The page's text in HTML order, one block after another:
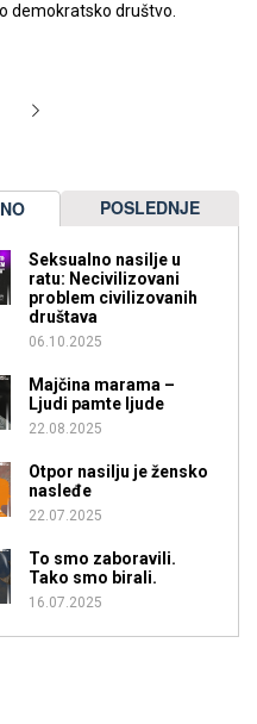
demokratsko društvo.
POSLEDNJE
Seksualno nasilje u
ratu: Necivilizovani
problem civilizovanih
društava
06.10.2025
Majčina marama –
Ljudi pamte ljude
22.08.2025
Otpor nasilju je žensko
nasleđe
22.07.2025
To smo zaboravili.
Tako smo birali.
16.07.2025